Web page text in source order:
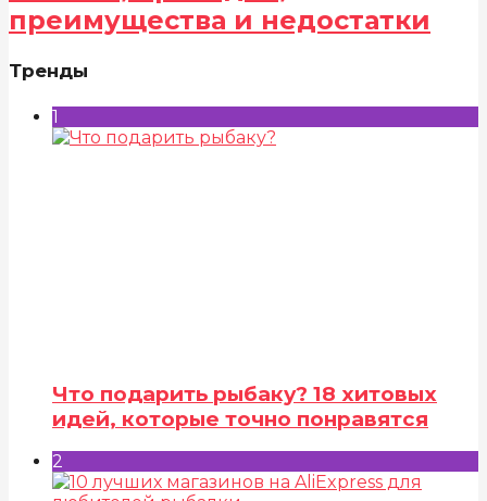
преимущества и недостатки
Тренды
1
Что подарить рыбаку? 18 хитовых
идей, которые точно понравятся
2